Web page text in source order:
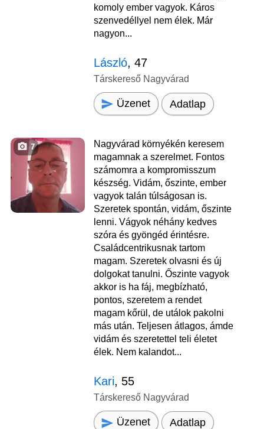
komoly ember vagyok. Káros
szenvedéllyel nem élek. Már
nagyon...
László, 47
Társkereső Nagyvárad
Üzenet Adatlap
7
Nagyvárad környékén keresem
magamnak a szerelmet. Fontos
számomra a kompromisszum
készség. Vidám, őszinte, ember
vagyok talán túlságosan is.
Szeretek spontán, vidám, őszinte
lenni. Vágyok néhány kedves
szóra és gyöngéd érintésre.
Családcentrikusnak tartom
magam. Szeretek olvasni és új
dolgokat tanulni. Őszinte vagyok
akkor is ha fáj, megbízható,
pontos, szeretem a rendet
magam kőrül, de utálok pakolni
más után. Teljesen átlagos, ámde
vidám és szeretettel teli életet
élek. Nem kalandot...
Kari, 55
Társkereső Nagyvárad
Üzenet Adatlap